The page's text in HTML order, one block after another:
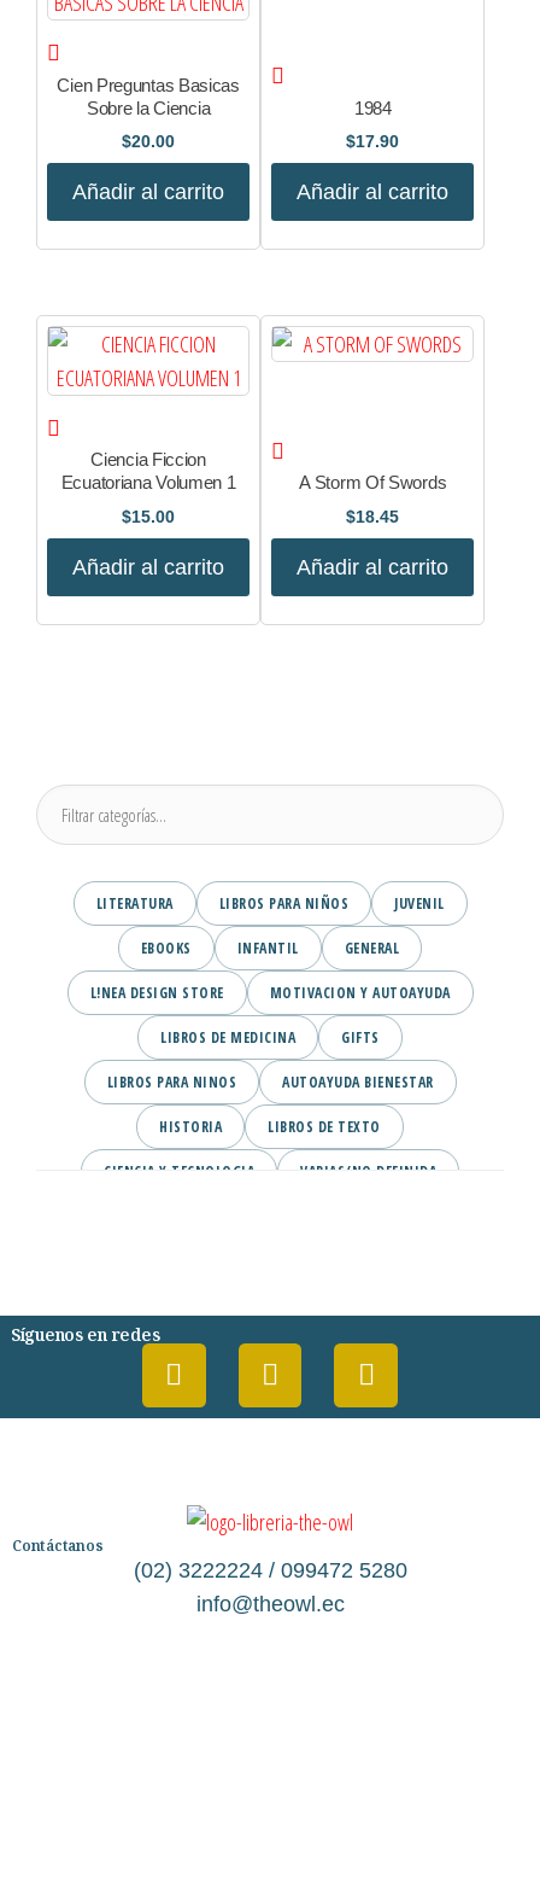
Cien Preguntas Basicas
Sobre la Ciencia
$20.00
Añadir al carrito
1984
$17.90
Añadir al carrito
Ciencia Ficcion
Ecuatoriana Volumen 1
$15.00
Añadir al carrito
A Storm Of Swords
$18.45
Añadir al carrito
LITERATURA LIBROS PARA NIÑOS JUVENIL
EBOOKS INFANTIL GENERAL
L!NEA DESIGN STORE MOTIVACION Y AUTOAYUDA
LIBROS DE MEDICINA GIFTS
LIBROS PARA NINOS AUTOAYUDA BIENESTAR
HISTORIA LIBROS DE TEXTO
CIENCIA Y TECNOLOGIA VARIAS/NO DEFINIDA
Síguenos en redes
Contáctanos
(02) 3222224 / 099472 5280
info@theowl.ec